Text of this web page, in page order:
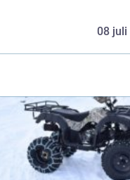
08 juli